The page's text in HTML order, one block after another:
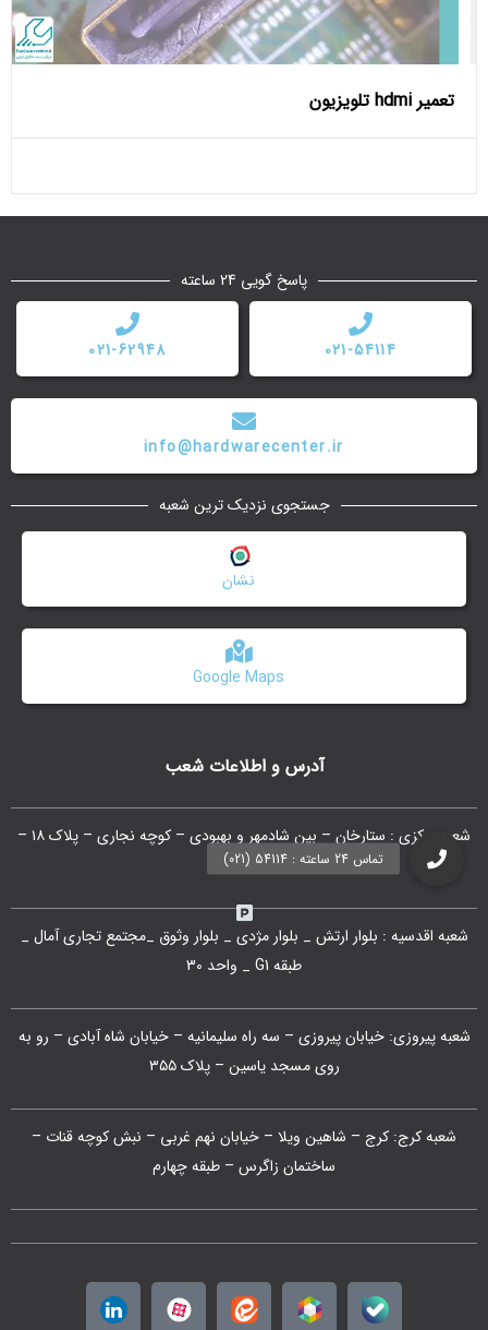
تعمیر hdmi تلویزیون
آدرس و اطلاعات شعب
شعبه مرکزی : ستارخان – بین شادمهر و بهبودی – کوچه نجاری – پلاک ۱۸ –
طبقه همکف
شعبه اقدسیه : بلوار ارتش _ بلوار مژدی _ بلوار وثوق _مجتمع تجاری آمال _
طبقه G1 _ واحد 30
شعبه پیروزی: خیابان پیروزی – سه راه سلیمانیه – خیابان شاه آبادی – رو به
روی مسجد یاسین – پلاک ۳۵۵
شعبه کرج: کرج – شاهین ویلا – خیابان نهم غربی – نبش کوچه قنات –
ساختمان زاگرس – طبقه چهارم
پاسخ گویی 24 ساعته
021-54114
021-62948
info@hardwarecenter.ir
جستجوی نزدیک ترین شعبه
Google Maps
نشان